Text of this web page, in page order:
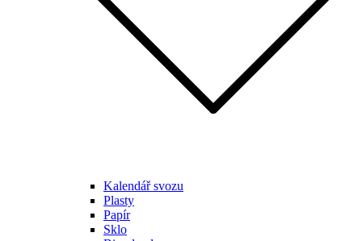
Kalendář svozu
Plasty
Papír
Sklo